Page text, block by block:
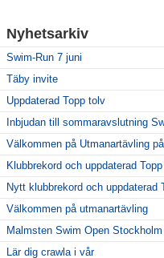
Nyhetsarkiv
Swim-Run 7 juni
Täby invite
Uppdaterad Topp tolv
Inbjudan till sommaravslutning
Välkommen på Utmanartävling
Klubbrekord och uppdaterad
Nytt klubbrekord och uppdaterad
Välkommen på utmanartävling
Malmsten Swim Open
Lär dig crawla i vår